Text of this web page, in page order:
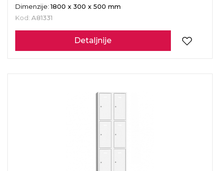
Dimenzije:1800 x 300 x 500 mm
Kod: A81331
Detaljnije